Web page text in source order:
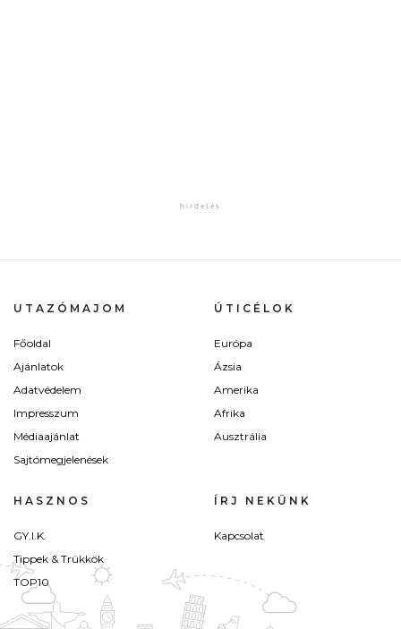
UTAZÓMAJOM
Főoldal
Ajánlatok
Adatvédelem
Impresszum
Médiaajánlat
Sajtómegjelenések
ÚTICÉLOK
Európa
Ázsia
Amerika
Afrika
Ausztrália
HASZNOS
GY.I.K.
Tippek & Trükkök
TOP10
ÍRJ NEKÜNK
Kapcsolat